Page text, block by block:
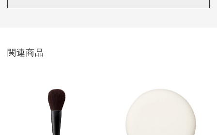
探していました。
も化粧くずれがほとんどないです。何より使用感が良い。もっと早
く買えば良かったです。
ひとつもったいないのは、ケースにパフをのせるフィルムがないの
が残念です。他の商品のフィルムを代用して使ってます。なので星
関連商品